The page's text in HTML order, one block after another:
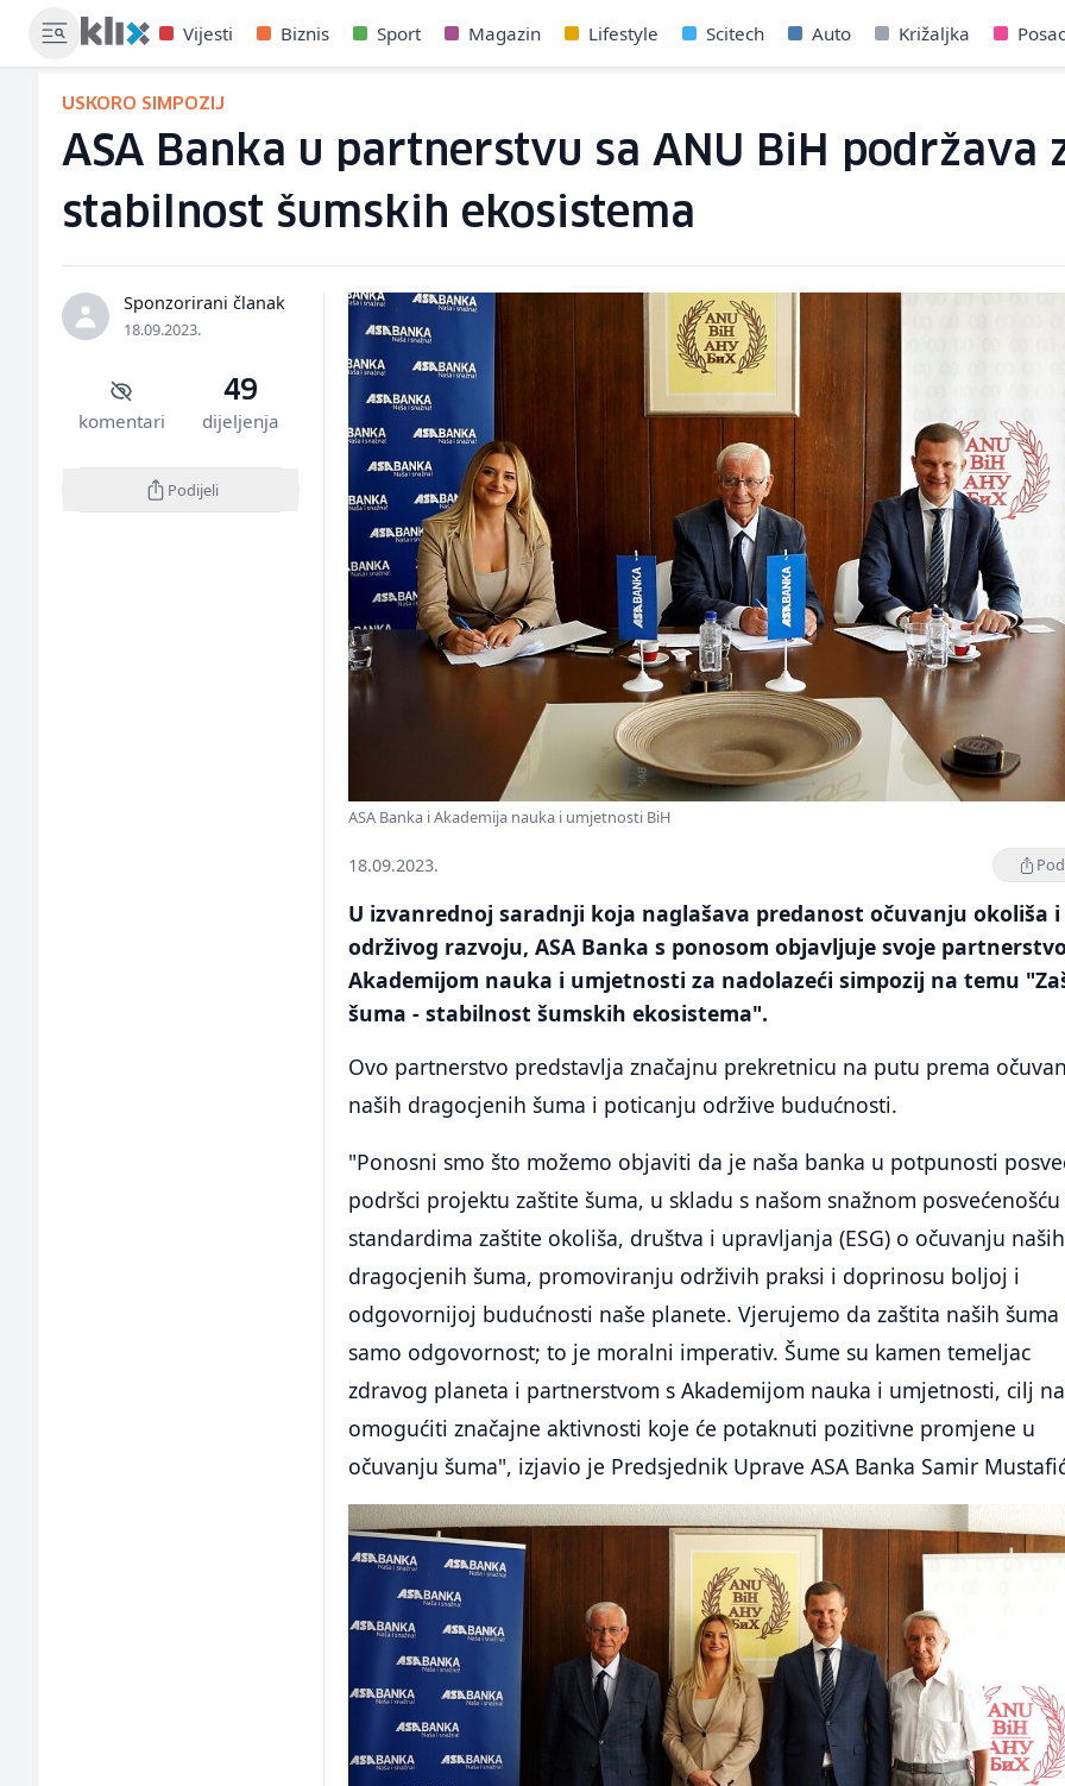
Vijesti Biznis Sport Magazin Lifestyle Scitech Auto Križaljka
USKORO SIMPOZIJ
ASA Banka u partnerstvu sa ANU BiH podržava
stabilnost šumskih ekosistema
Sponzorirani članak
18.09.2023.
komentari
49
dijeljenja
Podijeli
ASA Banka i Akademija nauka i umjetnosti BiH
18.09.2023.
U izvanrednoj saradnji koja naglašava predanost očuvanju okoliša i
održivog razvoju, ASA Banka s ponosom objavljuje svoje
Akademijom nauka i umjetnosti za nadolazeći simpozij na temu
šuma - stabilnost šumskih ekosistema".
Ovo partnerstvo predstavlja značajnu prekretnicu na putu prema
naših dragocjenih šuma i poticanju održive budućnosti.
"Ponosni smo što možemo objaviti da je naša banka u potpunosti
podršci projektu zaštite šuma, u skladu s našom snažnom posvećenošću
standardima zaštite okoliša, društva i upravljanja (ESG) o očuvanju naših
dragocjenih šuma, promoviranju održivih praksi i doprinosu boljoj i
odgovornijoj budućnosti naše planete. Vjerujemo da zaštita naših
samo odgovornost; to je moralni imperativ. Šume su kamen temeljac
zdravog planeta i partnerstvom s Akademijom nauka i umjetnosti, cilj
omogućiti značajne aktivnosti koje će potaknuti pozitivne promjene u
očuvanju šuma", izjavio je Predsjednik Uprave ASA Banka Samir